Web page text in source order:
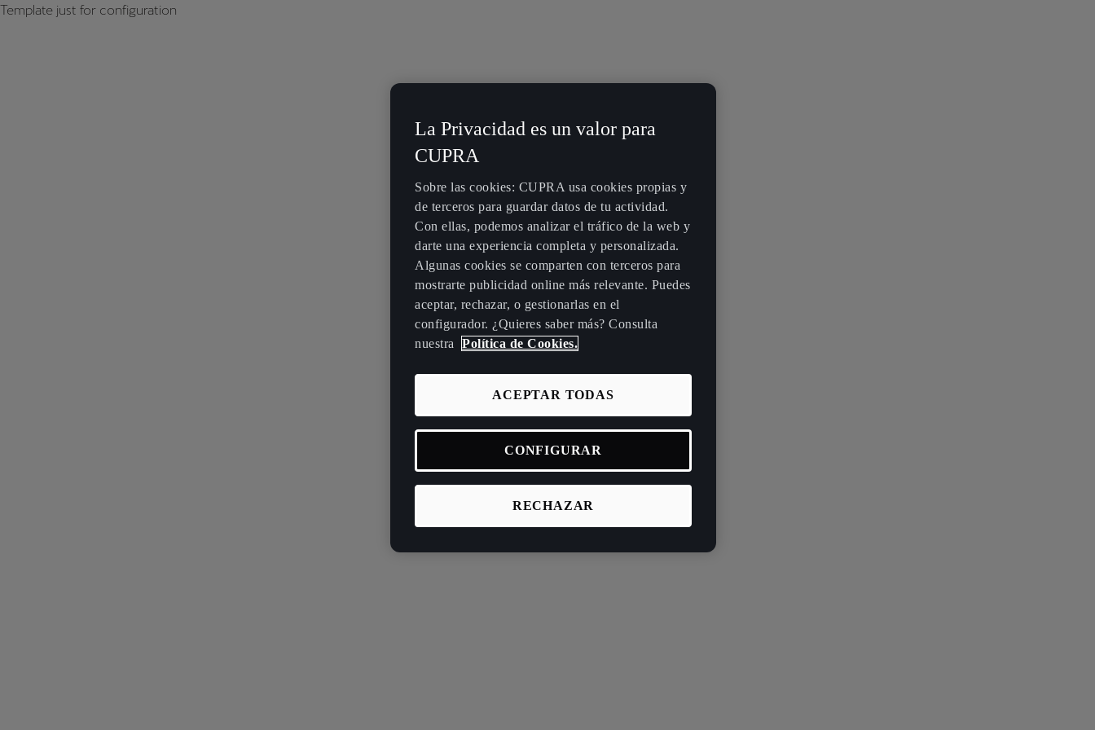
Template just for configuration
La Privacidad es un valor para
CUPRA
Sobre las cookies: CUPRA usa cookies propias y
de terceros para guardar datos de tu actividad.
Con ellas, podemos analizar el tráfico de la web y
darte una experiencia completa y personalizada.
Algunas cookies se comparten con terceros para
mostrarte publicidad online más relevante. Puedes
aceptar, rechazar, o gestionarlas en el
configurador. ¿Quieres saber más? Consulta
nuestra
Política de Cookies.
RECHAZAR
ACEPTAR TODAS
CONFIGURAR